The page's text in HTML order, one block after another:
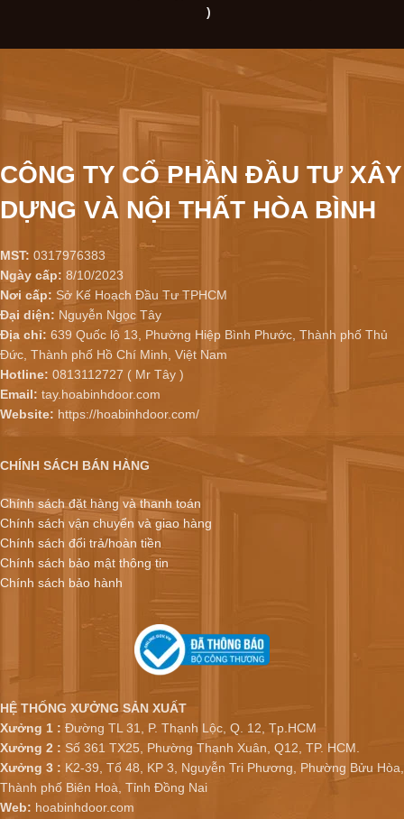
)
CÔNG TY CỔ PHẦN ĐẦU TƯ XÂY
DỰNG VÀ NỘI THẤT HÒA BÌNH
MST: 0317976383
Ngày cấp: 8/10/2023
Nơi cấp: Sở Kế Hoạch Đầu Tư TPHCM
Đại diện: Nguyễn Ngọc Tây
Địa chỉ: 639 Quốc lộ 13, Phường Hiệp Bình Phước, Thành phố Thủ
Đức, Thành phố Hồ Chí Minh, Việt Nam
Hotline: 0813112727 ( Mr Tây )
Email: tay.hoabinhdoor.com
Website: https://hoabinhdoor.com/
CHÍNH SÁCH BÁN HÀNG
Chính sách đặt hàng và thanh toán
Chính sách vận chuyển và giao hàng
Chính sách đổi trả/hoàn tiền
Chính sách bảo mật thông tin
Chính sách bảo hành
HỆ THỐNG XƯỞNG SẢN XUẤT
Xưởng 1 : Đường TL 31, P. Thạnh Lộc, Q. 12, Tp.HCM
Xưởng 2 : Số 361 TX25, Phường Thạnh Xuân, Q12, TP. HCM.
Xưởng 3 : K2-39, Tổ 48, KP 3, Nguyễn Tri Phương, Phường Bửu Hòa,
Thành phố Biên Hoà, Tỉnh Đồng Nai
Web: hoabinhdoor.com